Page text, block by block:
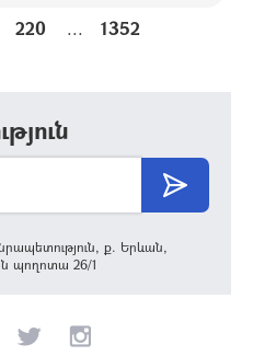
220 ... 1352
ք. Երևան,
պողոտա 26/1